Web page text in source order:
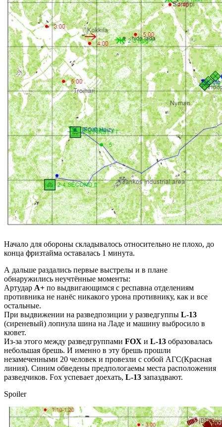
Начало для обороны складывалось относительно не плохо, до
конца фризтайма оставалась 1 минута.
А дальше раздались первые выстрелы и в плане
обнаружились неучтённые моменты:
Артудар A+ по выдвигающимся с респавна отделениям
противника не нанёс никакого урона противнику, как и все
остальные.
При выдвижении на разведпозиции у разведгуппы L-13
(сиреневый) лопнула шина на Ладе и машину выбросило в
кювет.
Из-за этого между разведгруппами FOX и L-13 образовалась
небольшая брешь. И именно в эту брешь прошли
незамеченными 20 человек и провезли с собой АГС(Красная
линия). Синим обведены предпологаемы места расположения
разведчиков. Fox успевает доехать, L-13 запаздвают.
Spoiler